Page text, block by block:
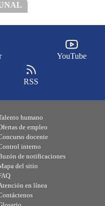
YouTube
RSS
humano
de empleo
docente
interno
de notificaciones
del sitio
en línea